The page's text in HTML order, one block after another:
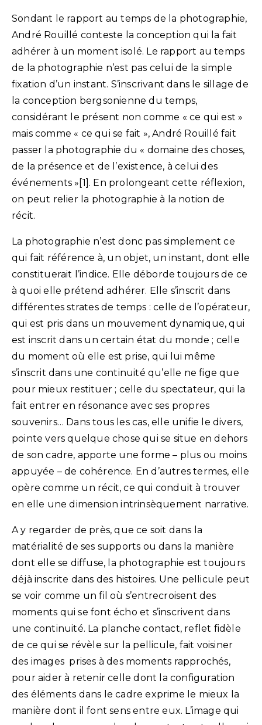
Sondant le rapport au temps de la photographie,
André Rouillé conteste la conception qui la fait
adhérer à un moment isolé. Le rapport au temps
de la photographie n’est pas celui de la simple
fixation d’un instant. S’inscrivant dans le sillage de
la conception bergsonienne du temps,
considérant le présent non comme « ce qui est »
mais comme « ce qui se fait », André Rouillé fait
passer la photographie du « domaine des choses,
de la présence et de l’existence, à celui des
événements »[1]. En prolongeant cette réflexion,
on peut relier la photographie à la notion de
récit.
La photographie n’est donc pas simplement ce
qui fait référence à, un objet, un instant, dont elle
constituerait l’indice. Elle déborde toujours de ce
à quoi elle prétend adhérer. Elle s’inscrit dans
différentes strates de temps : celle de l’opérateur,
qui est pris dans un mouvement dynamique, qui
est inscrit dans un certain état du monde ; celle
du moment où elle est prise, qui lui même
s’inscrit dans une continuité qu’elle ne fige que
pour mieux restituer ; celle du spectateur, qui la
fait entrer en résonance avec ses propres
souvenirs… Dans tous les cas, elle unifie le divers,
pointe vers quelque chose qui se situe en dehors
de son cadre, apporte une forme – plus ou moins
appuyée – de cohérence. En d’autres termes, elle
opère comme un récit, ce qui conduit à trouver
en elle une dimension intrinsèquement narrative.
A y regarder de près, que ce soit dans la
matérialité de ses supports ou dans la manière
dont elle se diffuse, la photographie est toujours
déjà inscrite dans des histoires. Une pellicule peut
se voir comme un fil où s’entrecroisent des
moments qui se font écho et s’inscrivent dans
une continuité. La planche contact, reflet fidèle
de ce qui se révèle sur la pellicule, fait voisiner
des images prises à des moments rapprochés,
pour aider à retenir celle dont la configuration
des éléments dans le cadre exprime le mieux la
manière dont il font sens entre eux. L’image qui